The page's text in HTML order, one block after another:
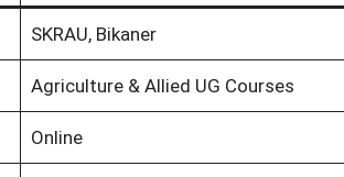
SKRAU, Bikaner
Agriculture & Allied UG Courses
Online